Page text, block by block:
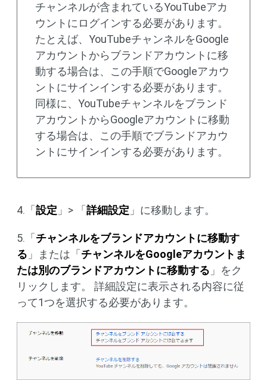
チャンネルが含まれているYouTubeアカ
ウントにログインする必要があります。
たとえば、YouTubeチャンネルをGoogle
アカウントからブランドアカウントに移
動する場合は、この手順でGoogleアカウ
ントにサインインする必要があります。
同様に、YouTubeチャンネルをブランド
アカウントからGoogleアカウントに移動
する場合は、この手順でブランドアカウ
ントにサインインする必要があります。
4.「 設定 」> 「 詳細設定 」に移動します。
5.「 チャンネルをブランドアカウントに移動す
る 」または「 チャンネルをGoogleアカウントま
たは別のブランドアカウントに移動する 」をク
リックします。 詳細設定に表示される内容に従
って1つを選択する必要があります。